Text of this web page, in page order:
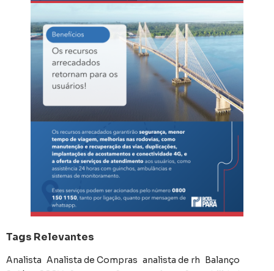
Tags Relevantes
Analista Analista de Compras analista de rh Balanço